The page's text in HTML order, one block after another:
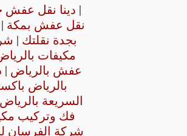
| دينا نقل
نقل عفش بمكة |
بجدة نقلتك |
مكيفات
عفش بالرياض |
بالرياض
السريعة بالرياض
فك وتركيب
شركة الفرسان